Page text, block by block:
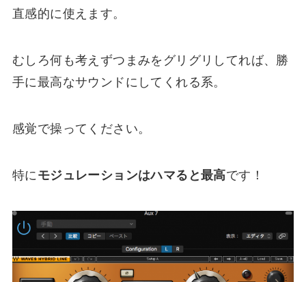
直感的に使えます。
むしろ何も考えずつまみをグリグリしてれば、勝
手に最高なサウンドにしてくれる系。
感覚で操ってください。
特に モジュレーションはハマると最高です！